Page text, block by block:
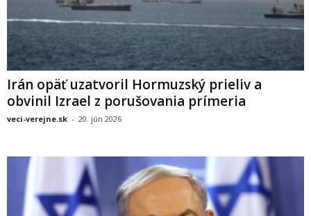
Irán opäť uzatvoril Hormuzský prieliv a
obvinil Izrael z porušovania prímeria
veci-verejne.sk - 20. jún 2026